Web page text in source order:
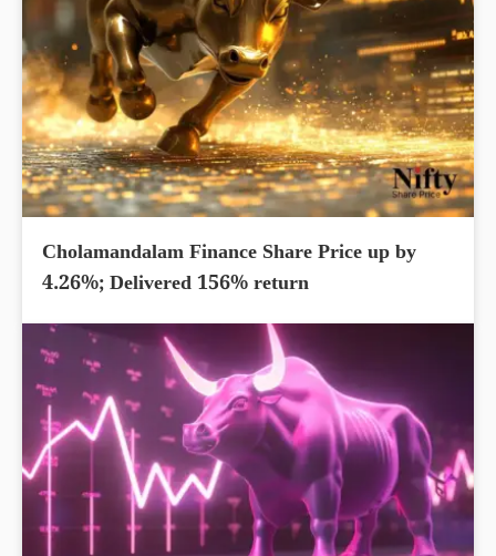
Cholamandalam Finance Share Price up by
4.26%; Delivered 156% return